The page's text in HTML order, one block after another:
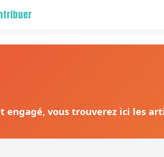
engagé, vous trouverez ici les